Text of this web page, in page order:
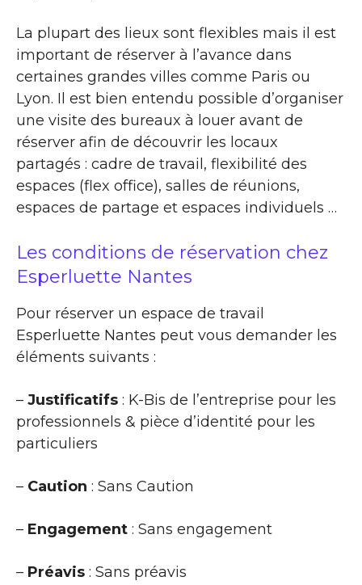
La plupart des lieux sont flexibles mais il est
important de réserver à l’avance dans
certaines grandes villes comme Paris ou
Lyon. Il est bien entendu possible d’organiser
une visite des bureaux à louer avant de
réserver afin de découvrir les locaux
partagés : cadre de travail, flexibilité des
espaces (flex office), salles de réunions,
espaces de partage et espaces individuels …
Les conditions de réservation chez
Esperluette Nantes
Pour réserver un espace de travail
Esperluette Nantes peut vous demander les
éléments suivants :
– Justificatifs : K-Bis de l’entreprise pour les
professionnels & pièce d’identité pour les
particuliers
– Caution : Sans Caution
– Engagement : Sans engagement
– Préavis : Sans préavis